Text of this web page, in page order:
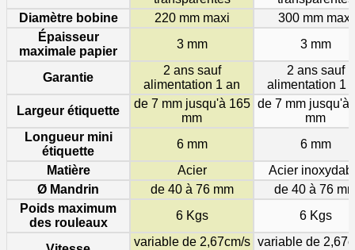
Diamètre bobine
220 mm maxi
300 mm maxi
Épaisseur
maximale papier
3 mm 3 mm
Garantie
2 ans sauf
alimentation 1 an
2 ans sauf
alimentation 1
Largeur étiquette
de 7 mm jusqu'à 165
mm
de 7 mm jusqu'à
mm
Longueur mini
étiquette
6 mm
6 mm
Matière
Acier
Acier
Ø Mandrin
de 40 à 76 mm
de 40 à 76
Poids maximum
des rouleaux
6 Kgs 6 Kgs
variable de 2,67cm/s variable de